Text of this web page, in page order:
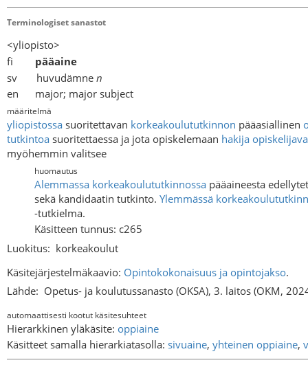
Terminologiset sanastot
<yliopisto>
fi pääaine
sv huvudämne n
en major; major subject
määritelmä
yliopistossa suoritettavan korkeakoulututkinnon pääasiallinen
tutkintoa suoritettaessa ja jota opiskelemaan hakija
myöhemmin valitsee
huomautus
Alemmassa korkeakoulututkinnossa pääaineesta
sekä kandidaatin tutkinto. Ylemmässä
-tutkielma.
Käsitteen tunnus: c265
Luokitus: korkeakoulut
Käsitejärjestelmäkaavio: Opintokokonaisuus ja opintojakso.
Lähde: Opetus- ja koulutussanasto (OKSA), 3. laitos (OKM,
automaattisesti kootut käsitesuhteet
Hierarkkinen yläkäsite: oppiaine
Käsitteet samalla hierarkiatasolla: sivuaine, yhteinen oppiaine,